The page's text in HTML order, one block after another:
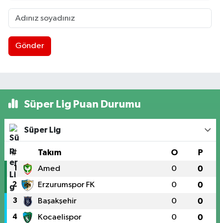
Gönder
Süper Lig Puan Durumu
Süper Lig
# Takım O P
1 Amed 0 0
2 Erzurumspor FK 0 0
3 Başakşehir 0 0
4 Kocaelispor 0 0